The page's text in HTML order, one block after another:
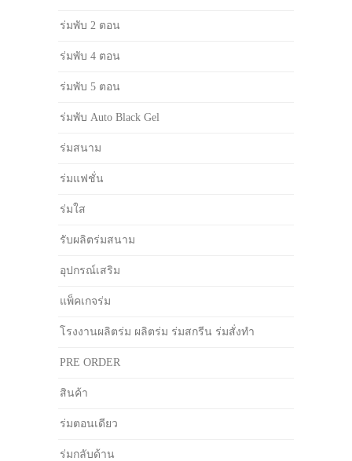
ร่มพับ 2 ตอน
ร่มพับ 4 ตอน
ร่มพับ 5 ตอน
ร่มพับ Auto Black Gel
ร่มสนาม
ร่มแฟชั่น
ร่มใส
รับผลิตร่มสนาม
อุปกรณ์เสริม
แพ็คเกจร่ม
โรงงานผลิตร่ม ผลิตร่ม ร่มสกรีน ร่มสั่งทำ
PRE ORDER
สินค้า
ร่มตอนเดียว
ร่มกลับด้าน